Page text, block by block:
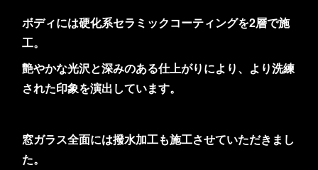
ボディには硬化系セラミックコーティングを2層で施
工。
艶やかな光沢と深みのある仕上がりにより、より洗練
された印象を演出しています。
窓ガラス全面には撥水加工も施工させていただきまし
た。